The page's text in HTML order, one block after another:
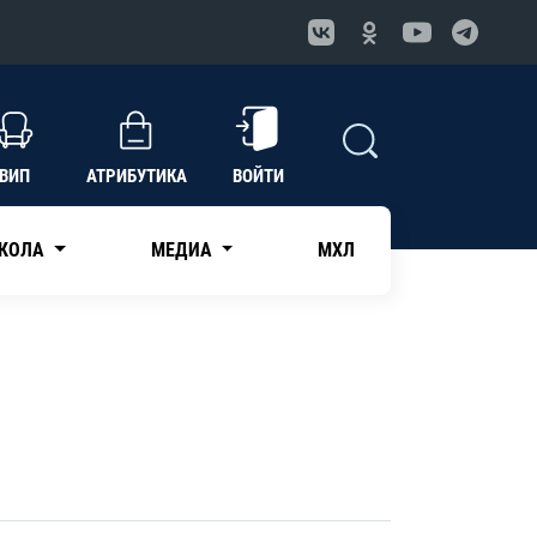
ВИП АТРИБУТИКА ВОЙТИ
МЕДИА МХЛ